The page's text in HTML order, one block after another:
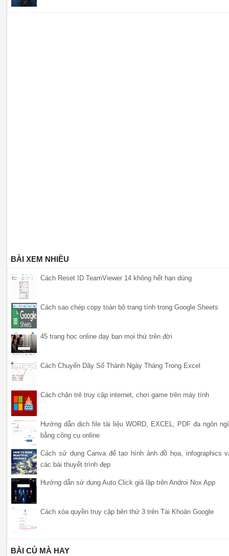
BÀI XEM NHIỀU
Cách Reset ID TeamViewer 14 không hết hạn dùng
Cách sao chép copy toàn bộ trang tính trong Google Sheets
45 trang học online dạy bạn mọi thứ trên đời
Cách Chuyển Dãy Số Thành Ngày Tháng Trong Excel
Cách chặn trẻ truy cập internet, chơi game trên máy tính
Hướng dẫn dịch file tài liệu WORD, EXCEL, PDF đa ngôn
bằng công cụ online
Cách sử dụng Canva để tạo hình ảnh đồ họa, infographics
các bài thuyết trình đẹp
Hướng dẫn sử dụng Auto Click giả lập trên Androi Nox App
Cách xóa quyền truy cập bên thứ 3 trên Tài Khoản Google
BÀI CỦ MÀ HAY